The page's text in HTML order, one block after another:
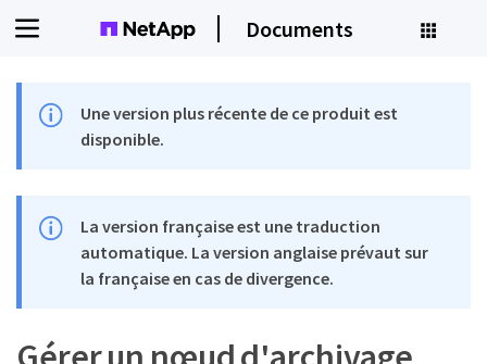
Documents
Une version plus récente de ce produit est
disponible.
La version française est une traduction
automatique. La version anglaise prévaut sur
la française en cas de divergence.